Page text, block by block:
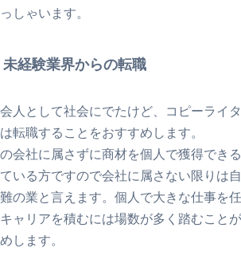
しゃいます。
未経験業界からの転職
会人として社会にでたけど、コピーライ
転職することをおすすめします。
会社に属さずに商材を個人で獲得でき
いる方ですので会社に属さない限りは
の業と言えます。個人で大きな仕事を
ャリアを積むには場数が多く踏むこと
します。